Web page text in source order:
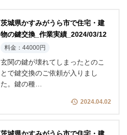
茨城県かすみがうら市で住宅・建
物の鍵交換_作業実績_2024/03/12
料金：44000円
玄関の鍵が壊れてしまったとのこ
とで鍵交換のご依頼が入りまし
た。鍵の種…
2024.04.02